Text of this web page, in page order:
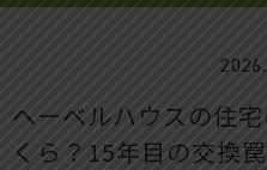
ヘーベルハウスの住
くら？15年目の交換